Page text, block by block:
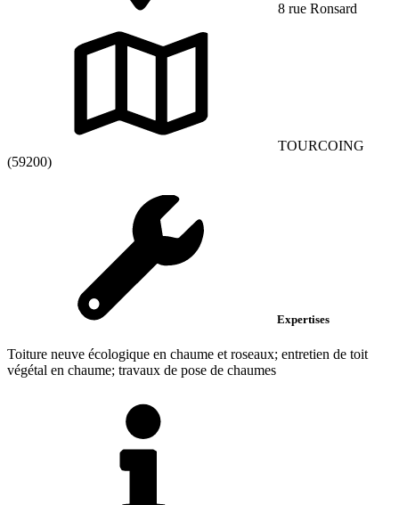
8 rue Ronsard
TOURCOING
(59200)
Expertises
Toiture neuve écologique en chaume et roseaux; entretien de toit
végétal en chaume; travaux de pose de chaumes